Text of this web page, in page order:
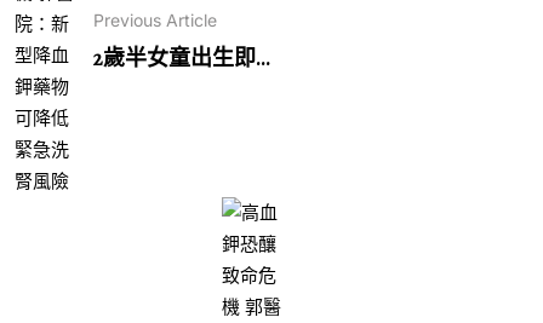
Previous Article
2歲半女童出生即...